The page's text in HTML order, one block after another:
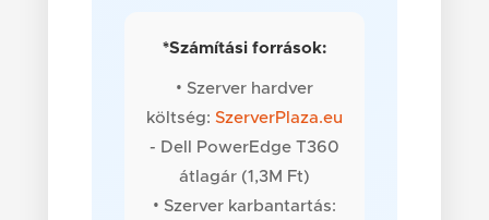
*Számítási források:
• Szerver hardver
költség: SzerverPlaza.eu
- Dell PowerEdge T360
átlagár (1,3M Ft)
• Szerver karbantartás: